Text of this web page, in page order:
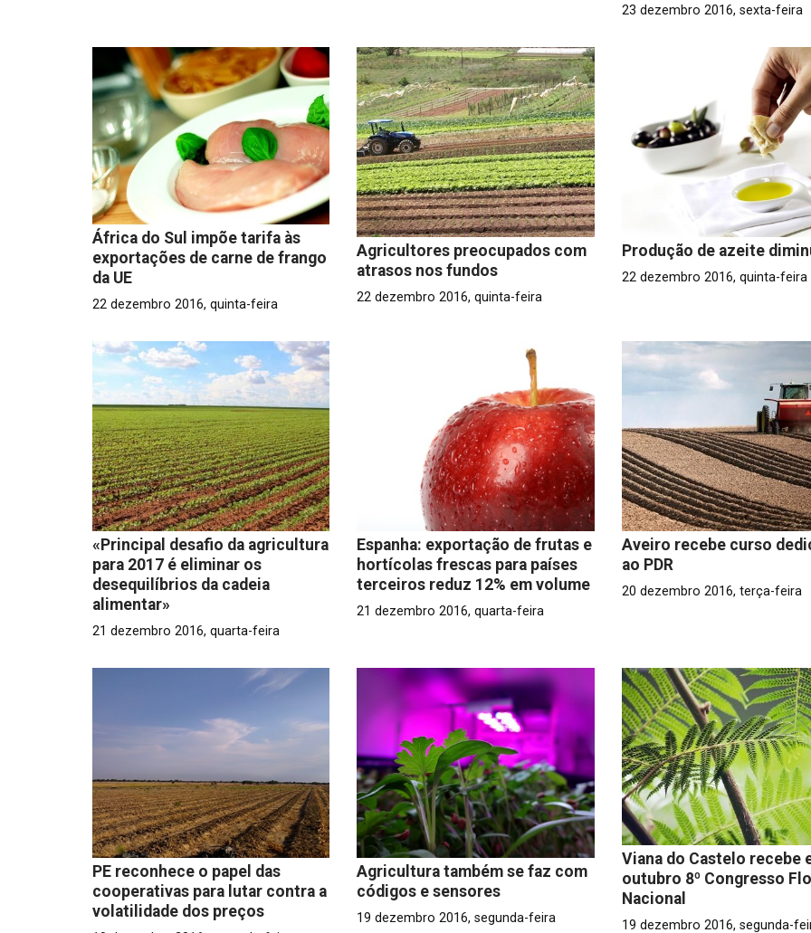
23 dezembro 2016, sexta-feira
África do Sul impõe tarifa às
exportações de carne de frango
da UE
22 dezembro 2016, quinta-feira
Agricultores preocupados com
atrasos nos fundos
22 dezembro 2016, quinta-feira
Produção de azeite
22 dezembro 2016, quinta-feira
«Principal desafio da agricultura
para 2017 é eliminar os
desequilíbrios da cadeia
alimentar»
21 dezembro 2016, quarta-feira
Espanha: exportação de frutas e
hortícolas frescas para países
terceiros reduz 12% em volume
21 dezembro 2016, quarta-feira
Aveiro recebe curso
ao PDR
20 dezembro 2016, terça-feira
PE reconhece o papel das
cooperativas para lutar contra a
volatilidade dos preços
Agricultura também se faz com
códigos e sensores
19 dezembro 2016, segunda-feira
Viana do Castelo recebe
outubro 8º Congresso
Nacional
19 dezembro 2016, segunda-